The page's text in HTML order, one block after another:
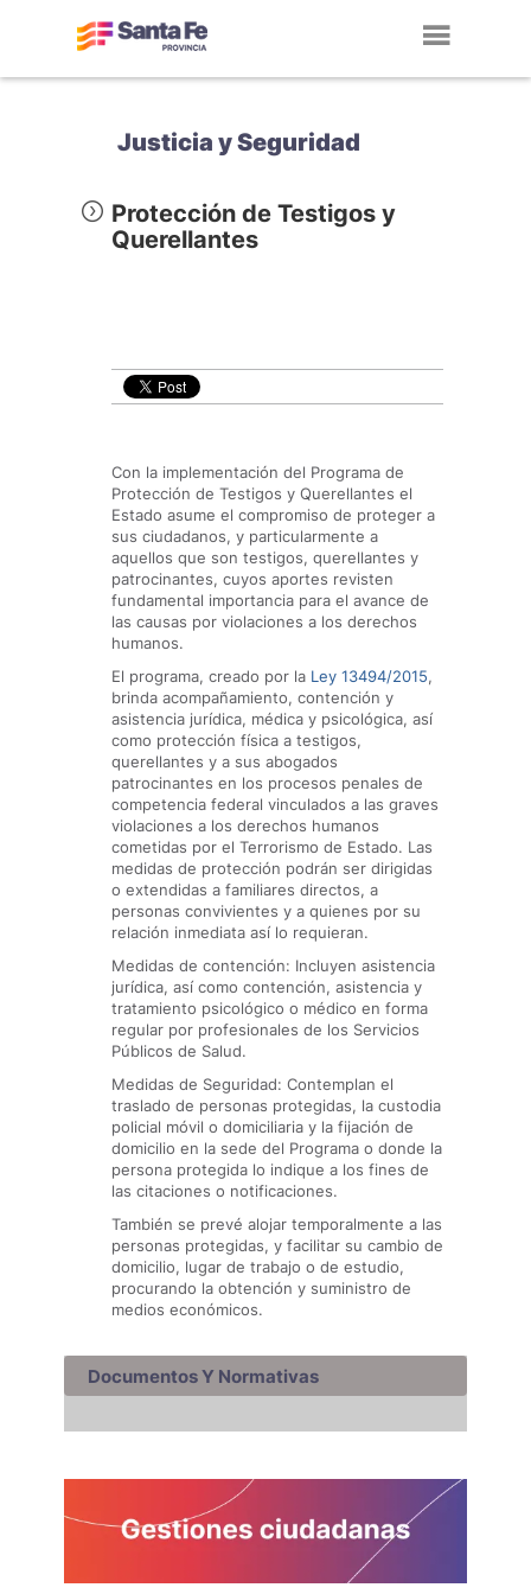
Justicia y Seguridad
Protección de Testigos y
Querellantes
Con la implementación del Programa de
Protección de Testigos y Querellantes el
Estado asume el compromiso de proteger a
sus ciudadanos, y particularmente a
aquellos que son testigos, querellantes y
patrocinantes, cuyos aportes revisten
fundamental importancia para el avance de
las causas por violaciones a los derechos
humanos.
El programa, creado por la Ley 13494/2015,
brinda acompañamiento, contención y
asistencia jurídica, médica y psicológica, así
como protección física a testigos,
querellantes y a sus abogados
patrocinantes en los procesos penales de
competencia federal vinculados a las graves
violaciones a los derechos humanos
cometidas por el Terrorismo de Estado. Las
medidas de protección podrán ser dirigidas
o extendidas a familiares directos, a
personas convivientes y a quienes por su
relación inmediata así lo requieran.
Medidas de contención: Incluyen asistencia
jurídica, así como contención, asistencia y
tratamiento psicológico o médico en forma
regular por profesionales de los Servicios
Públicos de Salud.
Medidas de Seguridad: Contemplan el
traslado de personas protegidas, la custodia
policial móvil o domiciliaria y la fijación de
domicilio en la sede del Programa o donde la
persona protegida lo indique a los fines de
las citaciones o notificaciones.
También se prevé alojar temporalmente a las
personas protegidas, y facilitar su cambio de
domicilio, lugar de trabajo o de estudio,
procurando la obtención y suministro de
medios económicos.
Documentos Y Normativas